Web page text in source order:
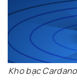
Kho bạc